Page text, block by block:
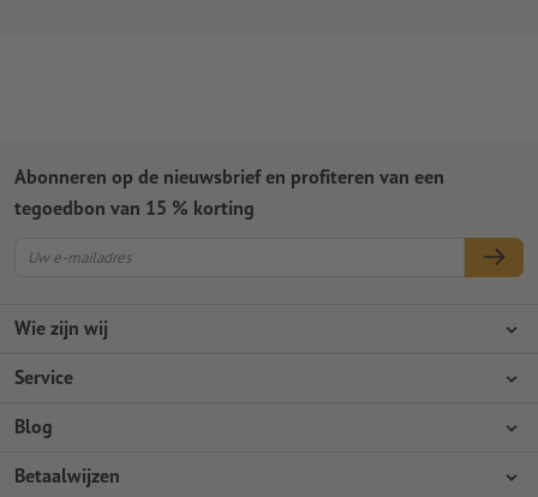
Wie zijn wij
Ondernemingen
Service
Betaalwijzen
Verzending
Blog
Photoshop-tutorials
Betaalwijzen
Abonneren op de nieuwsbrief en profiteren van een
tegoedbon van 15 % korting